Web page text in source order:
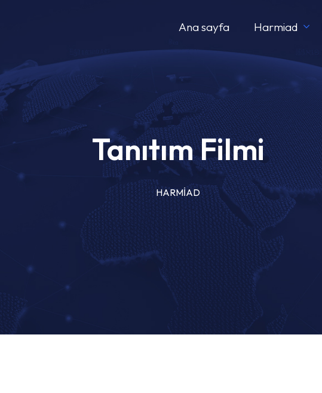
Ana sayfa Harmiad
Tanıtım Filmi
HARMİAD